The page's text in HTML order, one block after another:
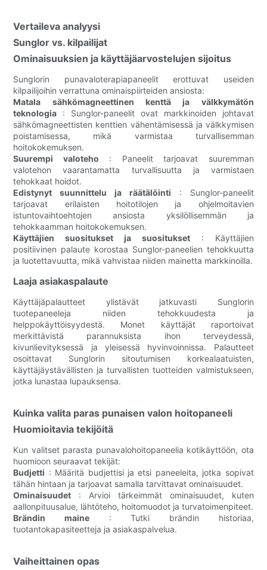
Vertaileva analyysi
Sunglor vs. kilpailijat
Ominaisuuksien ja käyttäjäarvostelujen sijoitus
Sunglorin punavaloterapiapaneelit erottuvat useiden
kilpailijoihin verrattuna ominaispiirteiden ansiosta:
Matala sähkömagneettinen kenttä ja välkkymätön
teknologia : Sunglor-paneelit ovat markkinoiden johtavat
sähkömagneettisten kenttien vähentämisessä ja välkkymisen
poistamisessa, mikä varmistaa turvallisemman
hoitokokemuksen.
Suurempi valoteho : Paneelit tarjoavat suuremman
valotehon vaarantamatta turvallisuutta ja varmistaen
tehokkaat hoidot.
Edistynyt suunnittelu ja räätälöinti : Sunglor-paneelit
tarjoavat erilaisten hoitotilojen ja ohjelmoitavien
istuntovaihtoehtojen ansiosta yksilöllisemmän ja
tehokkaamman hoitokokemuksen.
Käyttäjien suositukset ja suositukset: Käyttäjien
positiivinen palaute korostaa Sunglor-paneelien tehokkuutta
ja luotettavuutta, mikä vahvistaa niiden mainetta markkinoilla.
Laaja asiakaspalaute
Käyttäjäpalautteet ylistävät jatkuvasti Sunglorin
tuotepaneeleja niiden tehokkuudesta ja
helppokäyttöisyydestä. Monet käyttäjät raportoivat
merkittävistä parannuksista ihon terveydessä,
kivunlievityksessä ja yleisessä hyvinvoinnissa. Palautteet
osoittavat Sunglorin sitoutumisen korkealaatuisten,
käyttäjäystävällisten ja turvallisten tuotteiden valmistukseen,
jotka lunastaa lupauksensa.
Kuinka valita paras punaisen valon hoitopaneeli
Huomioitavia tekijöitä
Kun valitset parasta punavalohoitopaneelia kotikäyttöön, ota
huomioon seuraavat tekijät:
Budjetti : Määritä budjettisi ja etsi paneeleita, jotka sopivat
tähän hintaan ja tarjoavat samalla tarvittavat ominaisuudet.
Ominaisuudet : Arvioi tärkeimmät ominaisuudet, kuten
aallonpituusalue, lähtöteho, hoitomuodot ja turvatoimenpiteet.
Brändin maine : Tutki brändin historiaa,
tuotantokapasiteetteja ja asiakaspalvelua.
Vaiheittainen opas